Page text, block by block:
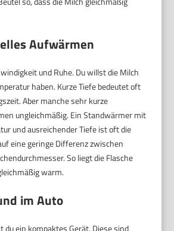
Aufwärmen
und Ruhe. Du willst die Milch
haben. Kurze Tiefe bedeutet oft
Aber manche sehr kurze
ungleichmäßig. Ein Standwärmer mit
und ausreichender Tiefe ist oft die
eine geringe Differenz zwischen
So liegt die Flasche
warm.
im Auto
du ein kompaktes Gerät. Diese sind